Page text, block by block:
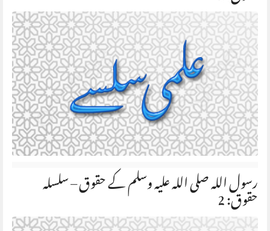
رسول اللہ صلی اللہ علیہ وسلم کے حقوق – سلسلہ
حقوق: 2